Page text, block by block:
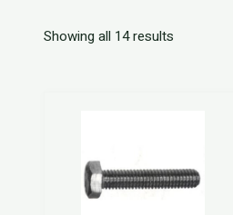
Showing all 14 results
through
₪4.45
מספר